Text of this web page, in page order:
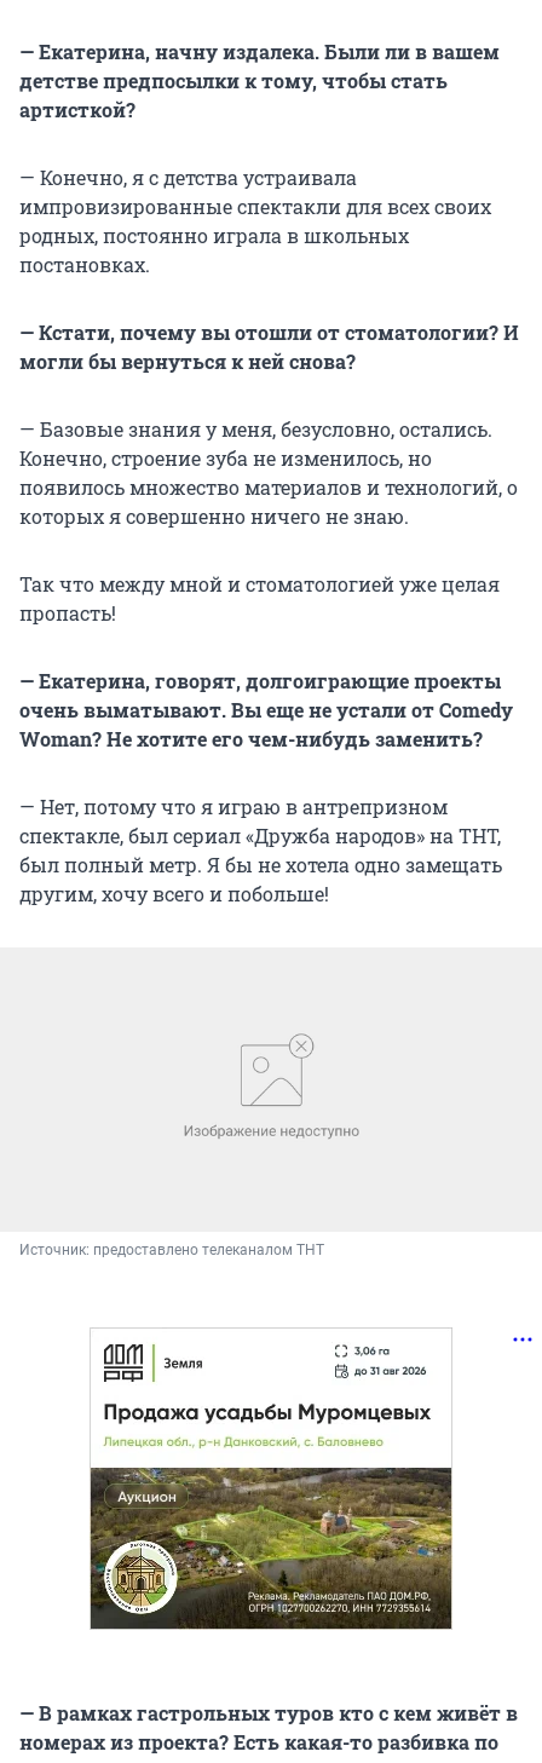
— Екатерина, начну издалека. Были ли в вашем
детстве предпосылки к тому, чтобы стать
артисткой?
— Конечно, я с детства устраивала
импровизированные спектакли для всех своих
родных, постоянно играла в школьных
постановках.
— Кстати, почему вы отошли от стоматологии? И
могли бы вернуться к ней снова?
— Базовые знания у меня, безусловно, остались.
Конечно, строение зуба не изменилось, но
появилось множество материалов и технологий, о
которых я совершенно ничего не знаю.
Так что между мной и стоматологией уже целая
пропасть!
— Екатерина, говорят, долгоиграющие проекты
очень выматывают. Вы еще не устали от Comedy
Woman? Не хотите его чем-нибудь заменить?
— Нет, потому что я играю в антрепризном
спектакле, был сериал «Дружба народов» на ТНТ,
был полный метр. Я бы не хотела одно замещать
другим, хочу всего и побольше!
Источник: предоставлено телеканалом ТНТ
— В рамках гастрольных туров кто с кем живёт в
номерах из проекта? Есть какая-то разбивка по